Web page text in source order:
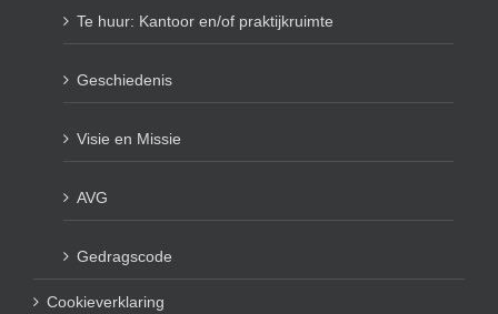
Te huur: Kantoor en/of praktijkruimte
Geschiedenis
Visie en Missie
AVG
Gedragscode
Cookieverklaring